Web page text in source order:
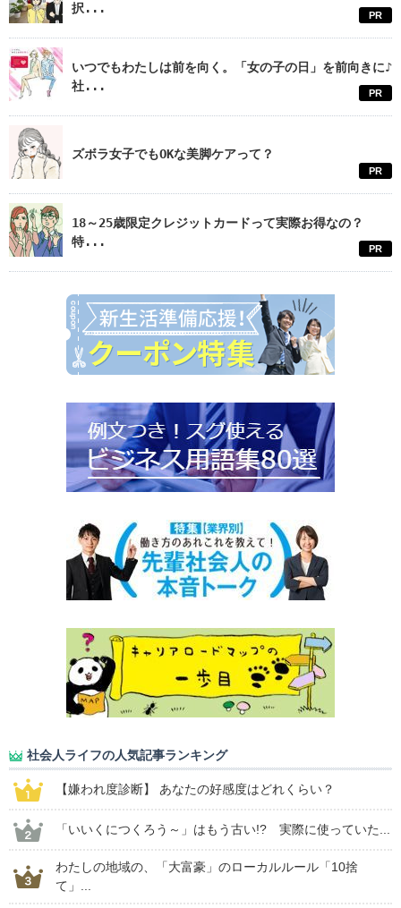
択... PR
いつでもわたしは前を向く。「女の子の日」を前向きに♪
社...
PR
ズボラ女子でもOKな美脚ケアって？
PR
18～25歳限定クレジットカードって実際お得なの？
特...
PR
社会人ライフの人気記事ランキング
【嫌われ度診断】 あなたの好感度はどれくらい？
「いいくにつくろう～」はもう古い!? 実際に使っていた...
わたしの地域の、「大富豪」のローカルルール「10捨
て」...